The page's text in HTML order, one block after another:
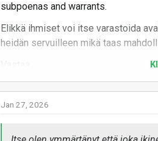
subpoenas and warrants.
Elikkä ihmiset voi itse varastoida
heidän servuilleen mikä taas
Jan 27, 2026